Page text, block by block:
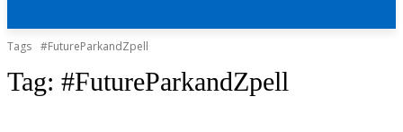
Tags #FutureParkandZpell
Tag: #FutureParkandZpell